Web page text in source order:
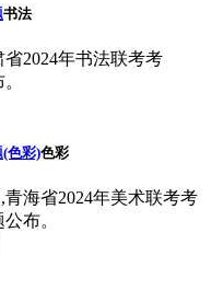
书法
2024年书法联考考
(色彩)色彩
海省2024年美术联考考
布。